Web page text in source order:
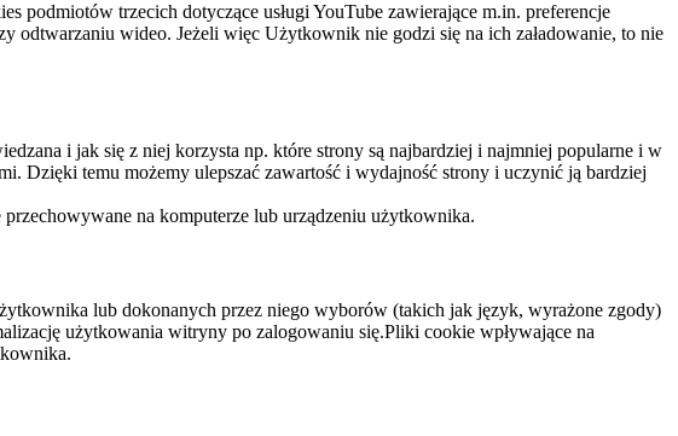
podmiotów trzecich dotyczące usługi YouTube zawierające m.in. preferencje
odtwarzaniu wideo. Jeżeli więc Użytkownik nie godzi się na ich załadowanie, to nie
i jak się z niej korzysta np. które strony są najbardziej i najmniej popularne i w
Dzięki temu możemy ulepszać zawartość i wydajność strony i uczynić ją bardziej
na komputerze lub urządzeniu użytkownika.
lub dokonanych przez niego wyborów (takich jak język, wyrażone zgody)
użytkowania witryny po zalogowaniu się.Pliki cookie wpływające na